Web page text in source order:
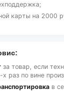
карты на 2000
за товар, если
раз по вине
в